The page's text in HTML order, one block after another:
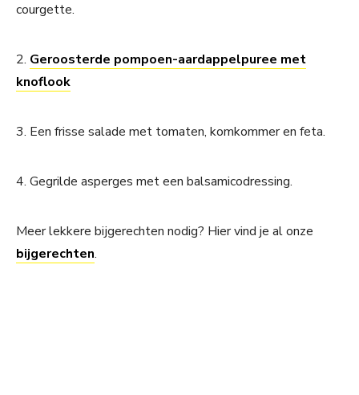
courgette.
2. Geroosterde pompoen-aardappelpuree met
knoflook
3. Een frisse salade met tomaten, komkommer en feta.
4. Gegrilde asperges met een balsamicodressing.
Meer lekkere bijgerechten nodig? Hier vind je al onze
bijgerechten.